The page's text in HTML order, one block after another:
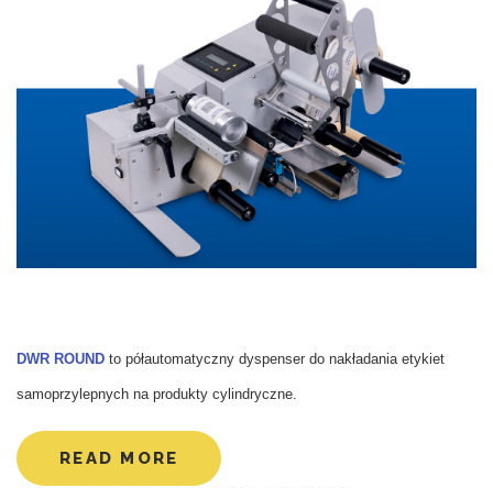
DWR ROUND to półautomatyczny dyspenser do nakładania etykiet
samoprzylepnych na produkty cylindryczne.
READ MORE